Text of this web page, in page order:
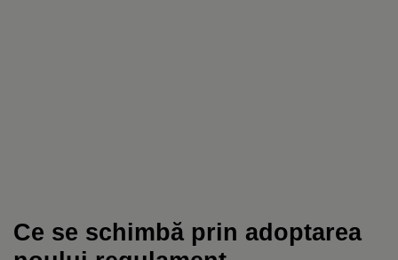
Ce se schimbă prin adoptarea